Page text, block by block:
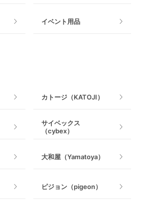
室内遊具
イベント用品
カトージ（KATOJI）
サイベックス
（cybex）
大和屋（Yamatoya）
ピジョン（pigeon）